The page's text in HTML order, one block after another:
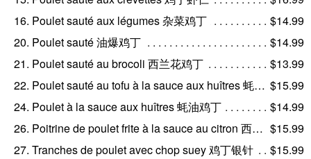
16. Poulet sauté aux légumes 杂菜鸡丁
$14.99
20. Poulet sauté 油爆鸡丁
$14.99
21. Poulet sauté au brocoli 西兰花鸡丁
$13.99
22. Poulet sauté au tofu à la sauce aux huîtres 蚝油鸡丁豆腐煲 $15.99
24. Poulet à la sauce aux huîtres 蚝油鸡丁
$14.99
26. Poitrine de poulet frite à la sauce au citron 西柠鸡 $15.99
27. Tranches de poulet avec chop suey 鸡丁银针
$15.99